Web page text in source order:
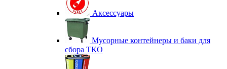
Аксессуары
Мусорные контейнеры и баки для
сбора ТКО